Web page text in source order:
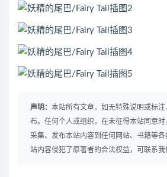
声明： 本站所有文章，如无特殊说明或标
布。任何个人或组织，在未征得本站同意时
采集、发布本站内容到任何网站、书籍等
站内容侵犯了原著者的合法权益，可联系我